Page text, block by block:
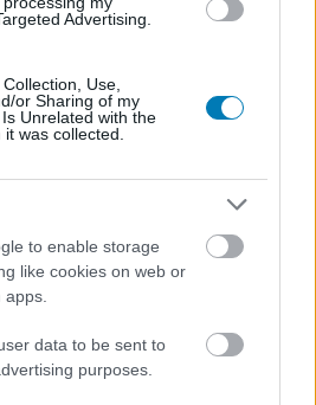
Advertising.
Use,
or Sharing of my
Unrelated with the
was collected.
to enable storage
like cookies on web or
data to be sent to
purposes.
Netflix az új
sorozat első
ez a formátum, úgy tűnik,